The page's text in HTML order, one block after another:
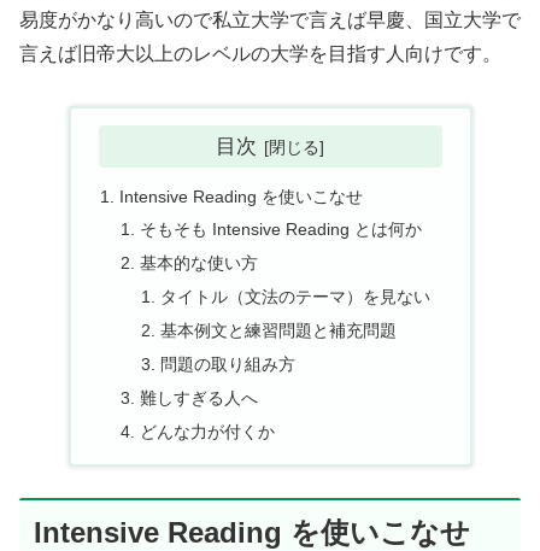
易度がかなり高いので私立大学で言えば早慶、国立大学で
言えば旧帝大以上のレベルの大学を目指す人向けです。
目次
Intensive Reading を使いこなせ
そもそも Intensive Reading とは何か
基本的な使い方
タイトル（文法のテーマ）を見ない
基本例文と練習問題と補充問題
問題の取り組み方
難しすぎる人へ
どんな力が付くか
Intensive Reading を使いこなせ